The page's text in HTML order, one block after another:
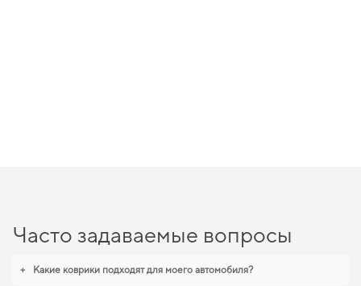
Часто задаваемые вопросы
+ Какие коврики подходят для моего автомобиля?